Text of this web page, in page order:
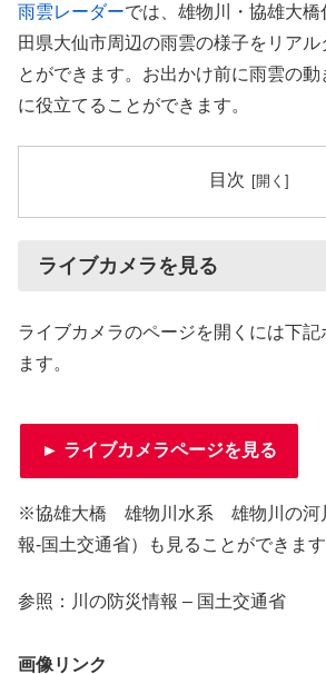
雨雲レーダーでは、雄物川・協雄大
田県大仙市周辺の雨雲の様子をリアル
とができます。お出かけ前に雨雲の
に役立てることができます。
目次
ライブカメラを見る
ライブカメラのページを開くには下
ます。
► ライブカメラページを見る
※協雄大橋 雄物川水系 雄物川の河
報-国土交通省）も見ることができます
参照：川の防災情報 – 国土交通省
画像リンク